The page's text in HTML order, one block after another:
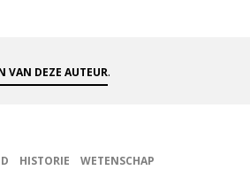
VAN DEZE AUTEUR.
HISTORIE WETENSCHAP